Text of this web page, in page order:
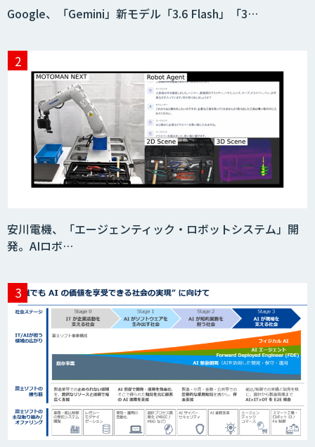
Google、「Gemini」新モデル「3.6 Flash」「3…
安川電機、「エージェンティック・ロボットシステム」開
発。AIロボ…